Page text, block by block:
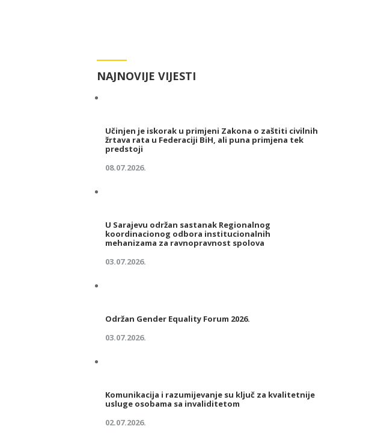
NAJNOVIJE VIJESTI
Učinjen je iskorak u primjeni Zakona o zaštiti civilnih
žrtava rata u Federaciji BiH, ali puna primjena tek
predstoji
08.07.2026.
U Sarajevu održan sastanak Regionalnog
koordinacionog odbora institucionalnih
mehanizama za ravnopravnost spolova
03.07.2026.
Održan Gender Equality Forum 2026.
03.07.2026.
Komunikacija i razumijevanje su ključ za kvalitetnije
usluge osobama sa invaliditetom
02.07.2026.